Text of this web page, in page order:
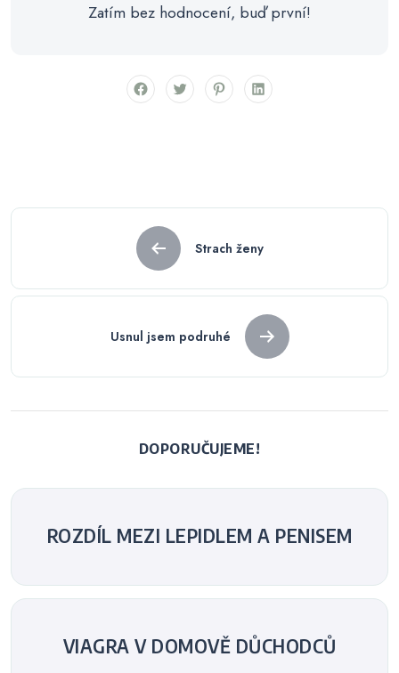
Zatím bez hodnocení, buď první!
Navigace
pro
příspěvek
Strach ženy
Usnul jsem podruhé
DOPORUČUJEME!
ROZDÍL MEZI LEPIDLEM A PENISEM
VIAGRA V DOMOVĚ DŮCHODCŮ